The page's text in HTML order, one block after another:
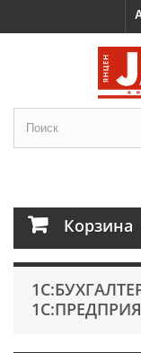
Корзина